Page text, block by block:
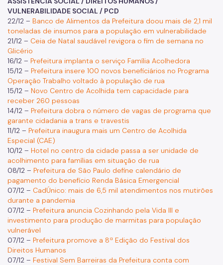
VULNERABILIDADE SOCIAL / PCD
22/12 – Banco de Alimentos da Prefeitura doou mais de 2,1 mil
toneladas de insumos para a população em vulnerabilidade
21/12 – Ceia de Natal saudável revigora o fim de semana no
Glicério
16/12 – Prefeitura implanta o serviço Família Acolhedora
15/12 – Prefeitura insere 100 novos beneficiários no Programa
Operação Trabalho voltado à população de rua
15/12 – Novo Centro de Acolhida tem capacidade para
receber 260 pessoas
14/12 – Prefeitura dobra o número de vagas de programa que
garante cidadania a trans e travestis
11/12 – Prefeitura inaugura mais um Centro de Acolhida
Especial (CAE)
10/12 – Hotel no centro da cidade passa a ser unidade de
acolhimento para famílias em situação de rua
08/12 – Prefeitura de São Paulo define calendário de
pagamento do benefício Renda Básica Emergencial
07/12 – CadÚnico: mais de 6,5 mil atendimentos nos mutirões
durante a pandemia
07/12 – Prefeitura anuncia Cozinhando pela Vida III e
investimento para produção de marmitas para população
vulnerável
07/12 – Prefeitura promove a 8ª Edição do Festival dos
Direitos Humanos
07/12 – Festival Sem Barreiras da Prefeitura conta com